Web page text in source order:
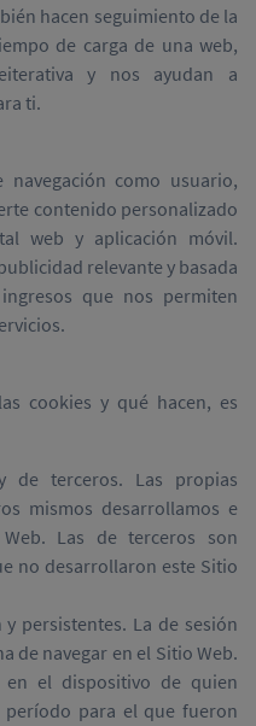
hacen seguimiento de la
de carga de una web,
y nos ayudan a
ti.
como usuario,
contenido personalizado
web y aplicación móvil.
relevante y basada
que nos permiten
cookies y qué hacen, es
de terceros. Las propias
mismos desarrollamos e
Las de terceros son
no desarrollaron este Sitio
persistentes. La de sesión
de navegar en el Sitio Web.
en el dispositivo de quien
para el que fueron